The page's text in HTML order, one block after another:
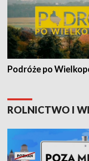
Podróże po
ROLNICTWO I